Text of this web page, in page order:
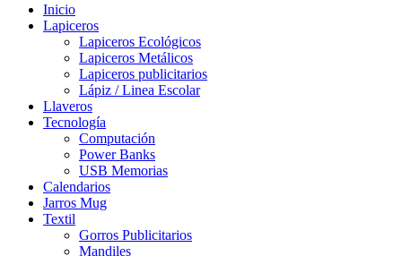
Inicio
Lapiceros
Lapiceros Ecológicos
Lapiceros Metálicos
Lapiceros publicitarios
Lápiz / Linea Escolar
Llaveros
Tecnología
Computación
Power Banks
USB Memorias
Calendarios
Jarros Mug
Textil
Gorros Publicitarios
Mandiles